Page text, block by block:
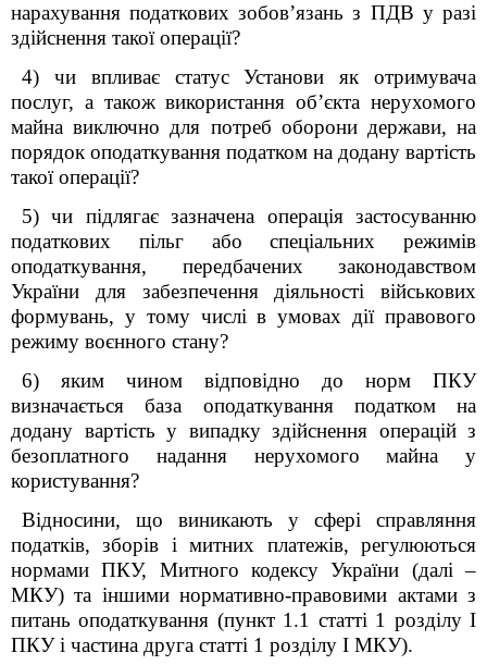
нарахування податкових зобов’язань з ПДВ у разі
здійснення такої операції?
4) чи впливає статус Установи як отримувача
послуг, а також використання об’єкта нерухомого
майна виключно для потреб оборони держави, на
порядок оподаткування податком на додану вартість
такої операції?
5) чи підлягає зазначена операція застосуванню
податкових пільг або спеціальних режимів
оподаткування, передбачених законодавством
України для забезпечення діяльності військових
формувань, у тому числі в умовах дії правового
режиму воєнного стану?
6) яким чином відповідно до норм ПКУ
визначається база оподаткування податком на
додану вартість у випадку здійснення операцій з
безоплатного надання нерухомого майна у
користування?
Відносини, що виникають у сфері справляння
податків, зборів і митних платежів, регулюються
нормами ПКУ, Митного кодексу України (далі –
МКУ) та іншими нормативно-правовими актами з
питань оподаткування (пункт 1.1 статті 1 розділу І
ПКУ і частина друга статті 1 розділу І МКУ).